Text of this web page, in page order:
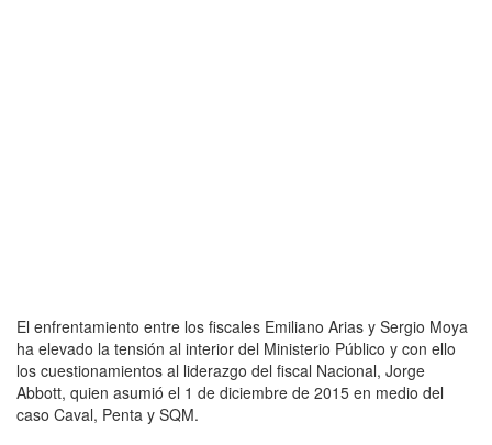
El enfrentamiento entre los fiscales Emiliano Arias y Sergio Moya
ha elevado la tensión al interior del Ministerio Público y con ello
los cuestionamientos al liderazgo del fiscal Nacional, Jorge
Abbott, quien asumió el 1 de diciembre de 2015 en medio del
caso Caval, Penta y SQM.